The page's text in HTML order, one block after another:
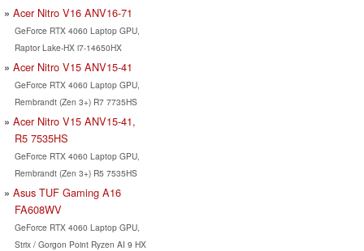
Acer Nitro V16 ANV16-71
GeForce RTX 4060 Laptop GPU,
Raptor Lake-HX i7-14650HX
Acer Nitro V15 ANV15-41
GeForce RTX 4060 Laptop GPU,
Rembrandt (Zen 3+) R7 7735HS
Acer Nitro V15 ANV15-41,
R5 7535HS
GeForce RTX 4060 Laptop GPU,
Rembrandt (Zen 3+) R5 7535HS
Asus TUF Gaming A16
FA608WV
GeForce RTX 4060 Laptop GPU,
Strix / Gorgon Point Ryzen AI 9 HX